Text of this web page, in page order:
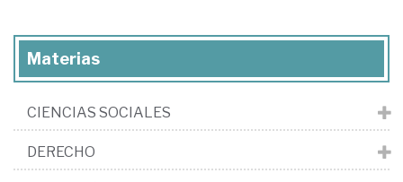
Materias
CIENCIAS SOCIALES
DERECHO